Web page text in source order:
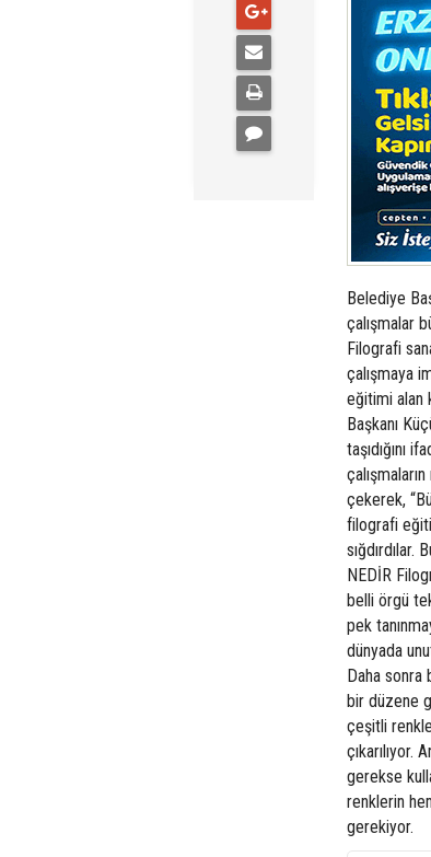
Belediye
çalışmalar
Filografi
çalışmaya
eğitimi alan
Başkanı
taşıdığını
çekerek,
filografi
sığdırdılar.
NEDİR
belli örgü
pek
dünyada
Daha
bir düzene
çeşitli
gerekse
renklerin
gerekiyor.